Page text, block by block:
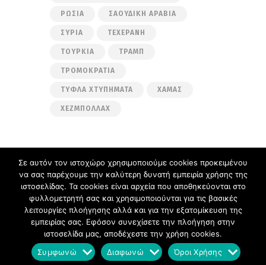
ΡΩΣΊΑ ΣΑΟΥΔΙΚΉ ΑΡΑΒΊΑ
ΣΥΡΊΑ ΤΕΧΕΡΆΝΗ
ΤΟΥΡΚΊΑ ΤΡΑΜΠ
ΤΡΟΜΟΚΡΑΤΊΑ
ΤΥΦΛΆ ΧΤΥΠΉΜΑΤΑ ΧΑΜΆΣ
ΧΕΖΜΠΟΛΛΆΧ
Ακολουθήστε μας στα μέσα κοινωνικής
δικτύωσης
Facebook Twitter
Σπύρος ΠλακούδαςΙστολόγιο © 2026. All
Σε αυτόν τον ιστοχώρο χρησιμοποιούμε cookies προκειμένου
να σας παρέχουμε την καλύτερη δυνατή εμπειρία χρήσης της
ιστοσελίδας. Τα cookies είναι αρχεία που αποθηκεύονται στο
φυλλομετρητή σας και χρησιμοποιούνται για τις βασικές
λειτουργίες πλοήγησης αλλά και για την εξατομίκευση της
εμπειρίας σας. Εφόσον συνεχίσετε την πλοήγηση στην
ιστοσελίδα μας, αποδέχεστε την χρήση cookies.
Συμφωνώ
Διαφωνώ Όροι Χρήσης